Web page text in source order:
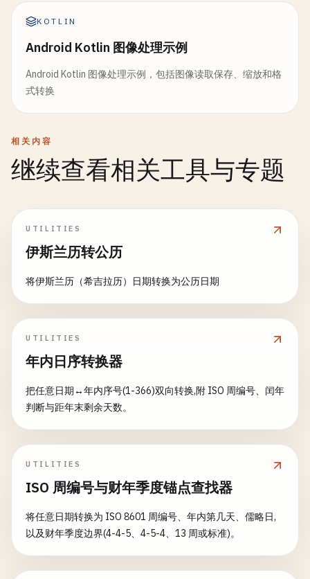
KOTLIN
Android Kotlin 图像处理示例
Android Kotlin 图像处理示例，包括图像读取保存、缩放和格
式转换
相关内容
继续查看相关工具与专题
UTILITIES
伊斯兰历转公历
将伊斯兰历（希吉拉历）日期转换为公历日期
UTILITIES
年内日序转换器
把任意日期↔年内序号(1-366)双向转换,附 ISO 周编号、闰年
判断与距年末剩余天数。
UTILITIES
ISO 周编号与财年季度锚点查找器
将任意日期转换为 ISO 8601 周编号、年内第几天、儒略日,
以及财年季度边界(4-4-5、4-5-4、13 周或标准)。